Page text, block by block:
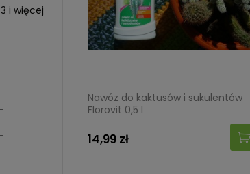
3 i więcej
Nawóz do kaktusów i sukulentów
Florovit 0,5 l
14,99 zł